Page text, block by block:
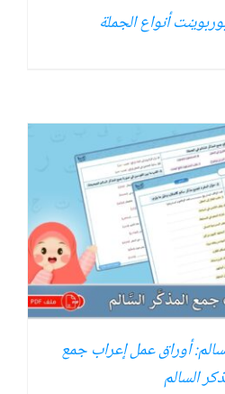
أنواع الجملة
أوراق عمل إعراب جمع
السالم